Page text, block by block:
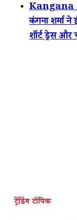
Kangana
कंगना शर्मा ने
शॉर्ट ड्रेस
ट्रेंडिंग टॉपिक